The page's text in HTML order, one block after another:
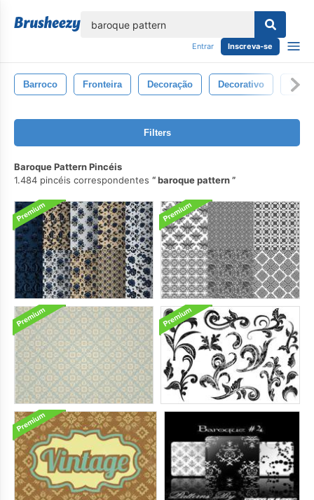
Entrar Inscreva-se
Barroco Fronteira Decoração Decorativo
Filters
Baroque Pattern Pincéis
1.484 pincéis correspondentes
baroque pattern